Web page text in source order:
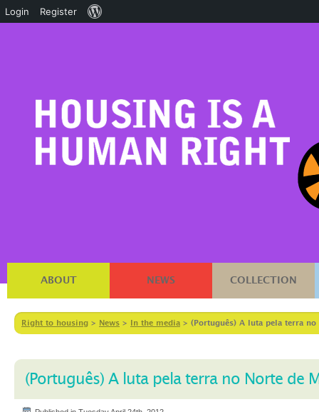
ABOUT NEWS COLLECTION
Right to housing > News > In the media > (Português) A luta pela terra no
(Português) A luta pela terra no Norte de
Login Register